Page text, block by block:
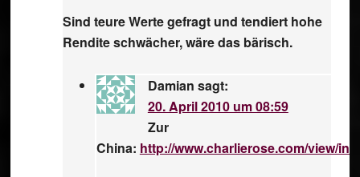
Sind teure Werte gefragt und tendiert hohe
Rendite schwächer, wäre das bärisch.
Damian sagt:
20. April 2010 um 08:59
Zur
China: http://www.charlierose.com/view/